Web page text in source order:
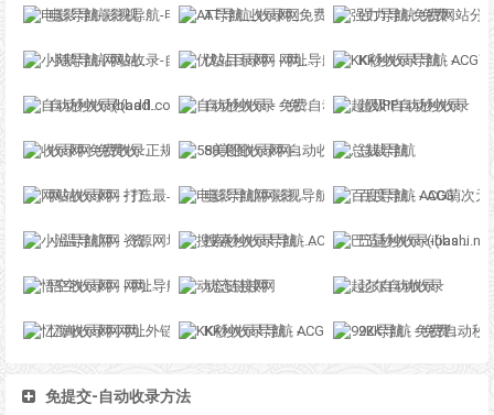
电影导航-影视导航-电影站收录-自动收录网-网站收录 AT导航_收录网_免费收录网站_自动收录网_秒收录 强力导航-免费网站分类导航，提交收录，秒收录
小鹅导航-网站收录-自动收录网-网址收录-自动秒收录 优站目录网 - 网址导航分类网站目录 - 自助网址提交自动收录 KK秒收录导航 - ACG萌次元丨ACG导航网丨二次元导航丨资源网导航丨福利网址导航 - KK秒收录导航网
自动秒收录(badfl.com) - 全自动秒收录网 自动秒收录 - 免费自动秒收录网址导航 超级IP自动秒收录
收录网-免费收录正规网站-免费发布软文 58美图收录网-自动收录网站-流量交换-自动链 总裁导航
网站收录网 - 打造最与众不同的站点收录网 电影导航网-影视导航-电影搜索-影视搜索-电影站收录 百度导航 - ACG萌次元丨ACG导航网丨二次元导航丨资源网导航丨福利网址导航 - BaiDu导航
小温导航网 - 资源网址导航，汇集各大资源网，全网优质教程技术网，搜集资源就从这里开始 搜索秒收录导航 - ACG萌次元丨ACG导航网丨二次元导航丨资源网导航丨福利网址导航 - SS秒收录导航网 巴适秒收录-(ibashi.net) - 巴适导航分类网站目录 - 自助网址提交自动收录
悟空收录网 - 网址导航大全 | 网站免费收录 | 软文外链发布平台 动态链接网 起尔自动收录
忆海收录网-网址外链_自动收录网站_自助友情链接平台_网站广告_软文发布_站长交易_站长资源 KK秒收录导航 - ACG萌次元丨ACG导航网丨二次元导航丨资源网导航丨福利网址导航 - KK秒收录导航网 92K导航 - 免费自动秒收录网址导航
免提交-自动收录方法